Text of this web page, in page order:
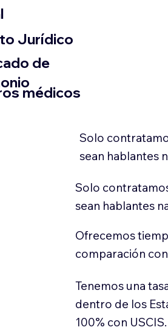
Jurídico
de
médicos
Solo
sean hablantes
Solo
sean hablantes
Ofrecemos
comparación
Tenemos una
dentro de los
100% con USCIS.